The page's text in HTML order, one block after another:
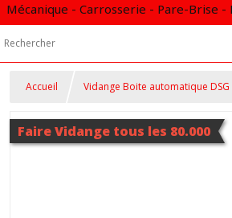
Mécanique - Carrosserie - Pare-Brise
Accueil Vidange Boite automatique DSG
Faire Vidange tous les 80.000